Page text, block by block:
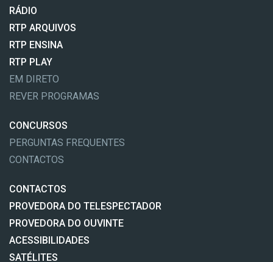
RÁDIO
RTP ARQUIVOS
RTP ENSINA
RTP PLAY
EM DIRETO
REVER PROGRAMAS
CONCURSOS
PERGUNTAS FREQUENTES
CONTACTOS
CONTACTOS
PROVEDORA DO TELESPECTADOR
PROVEDORA DO OUVINTE
ACESSIBILIDADES
SATÉLITES